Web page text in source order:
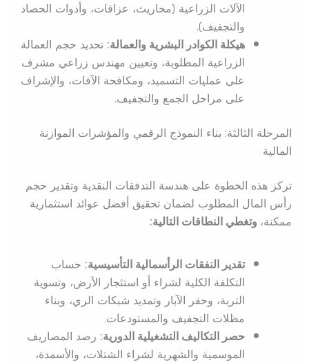
الآلات الزراعية (محاريث، عزاقات، وأدوات الحصاد
والتجفيف).
هيكلة الكوادر البشرية والعمالة:تحديد حجم العمالة
الزراعية المطلوبة، وتعيين مهندس زراعي مشرف
على عمليات التسميد، ومكافحة الآفات، والإشراف
على مراحل الجمع والتجفيف.
المرحلة الثالثة: بناء النموذج الرقمي والمؤشرات الموازنة
المالية
تركز هذه الخطوة على هندسة التدفقات النقدية وتقدير حجم
رأس المال المطلوب لضمان تحقيق أفضل عوائد استثمارية
ممكنة،وتغطي النطاقات التالية:
تقدير النفقات الرأسمالية التأسيسية:حساب
التكلفة الكلية لشراء أو استئجار الأرض، وتسوية
التربة، وحفر الآبار وتمديد شبكات الري، وبناء
مظلات التجفيف والمستودعات.
حصر التكاليف التشغيلية الدورية:رصد المصاريف
الموسمية والشهرية لشراء الشتلات، والأسمدة،